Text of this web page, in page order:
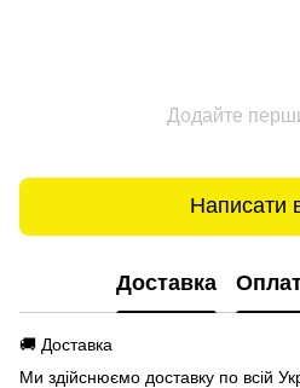
Додайте
Написати
Доставка
🚚 Доставка
Ми здійснюємо доставку по всій